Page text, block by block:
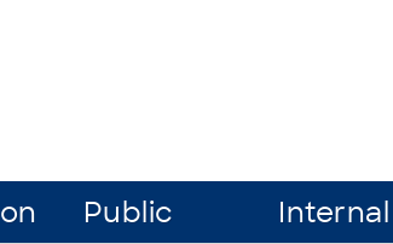
Public Internal